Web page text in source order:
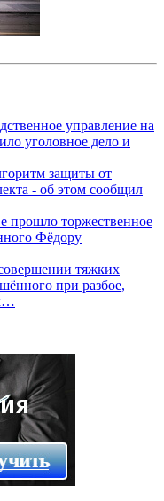
управление на
уголовное дело и
защиты от
- об этом сообщил
прошло торжественное
Фёдору
тяжких
при разбое,